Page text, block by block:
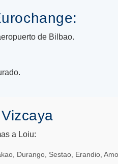
de Bilbao.
a Loiu:
Durango, Sestao, Erandio,